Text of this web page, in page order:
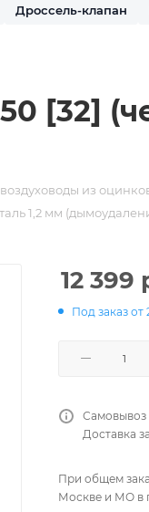
Дроссель-клапан
[32]
из
1,2 мм
12 399
Под заказ от
Самовывоз
Доставка
При общем
Москве и МО в